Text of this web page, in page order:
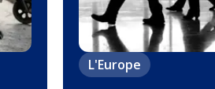
L'Europe